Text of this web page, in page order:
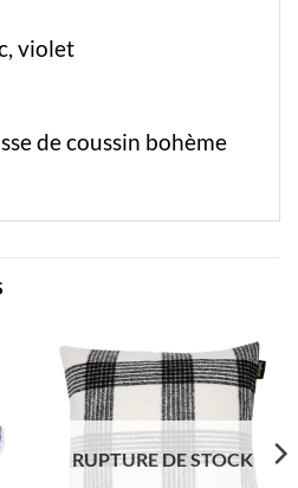
violet
de coussin bohème
RUPTURE DE STOCK